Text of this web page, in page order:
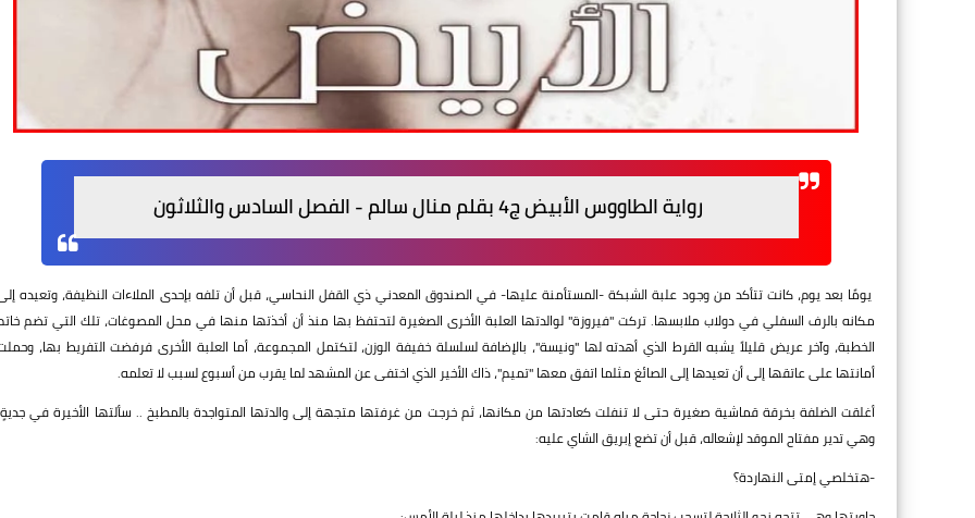
رواية الطاووس الأبيض ج4 بقلم منال سالم - الفصل السادس والثلاثون
يومًا بعد يوم، كانت تتأكد من وجود علبة الشبكة -المستأمنة عليها- في الصندوق المعدني ذي القفل النحاسي، قبل أن تلفه بإحدى الملاءات النظيفة، وتعيده
مكانه بالرف السفلي في دولاب ملابسها. تركت "فيروزة" لوالدتها العلبة الأخرى الصغيرة لتحتفظ بها منذ أن أخذتها منها في محل المصوغات، تلك التي تضم
الخطبة، وآخر عريض قليلاً يشبه القرط الذي أهدته لها "ونيسة"، بالإضافة لسلسلة خفيفة الوزن، لتكتمل المجموعة، أما العلبة الأخرى فرفضت التفريط بها،
أمانتها على عاتقها إلى أن تعيدها إلى الصائغ مثلما اتفق معها "تميم"، ذاك الأخير الذي اختفى عن المشهد لما يقرب من أسبوع لسبب لا تعلمه.
أغلقت الضلفة بخرقة قماشية صغيرة حتى لا تنفلت كعادتها من مكانها، ثم خرجت من غرفتها متجهة إلى والدتها المتواجدة بالمطبخ .. سألتها الأخيرة في
وهي تدير مفتاح الموقد لإشعاله، قبل أن تضع إبريق الشاي عليه:
-هتخلصي إمتى النهاردة؟